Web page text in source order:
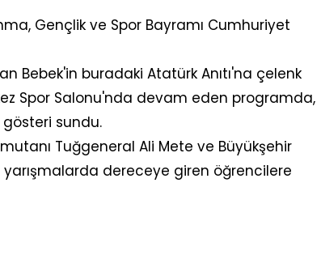
Gençlik ve Spor Bayramı Cumhuriyet
Bebek'in buradaki Atatürk Anıtı'na çelenk
Spor Salonu'nda devam eden programda,
sundu.
Tuğgeneral Ali Mete ve Büyükşehir
yarışmalarda dereceye giren öğrencilere